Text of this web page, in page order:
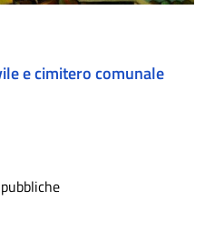
e cimitero comunale